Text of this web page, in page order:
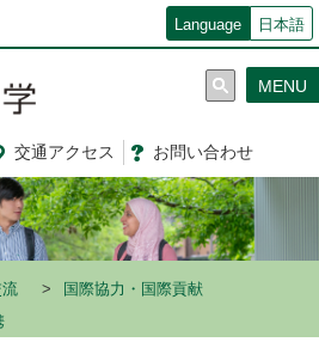
Language 日本語
交通アクセス お問い合わせ
MENU
流
国際協力・国際貢献